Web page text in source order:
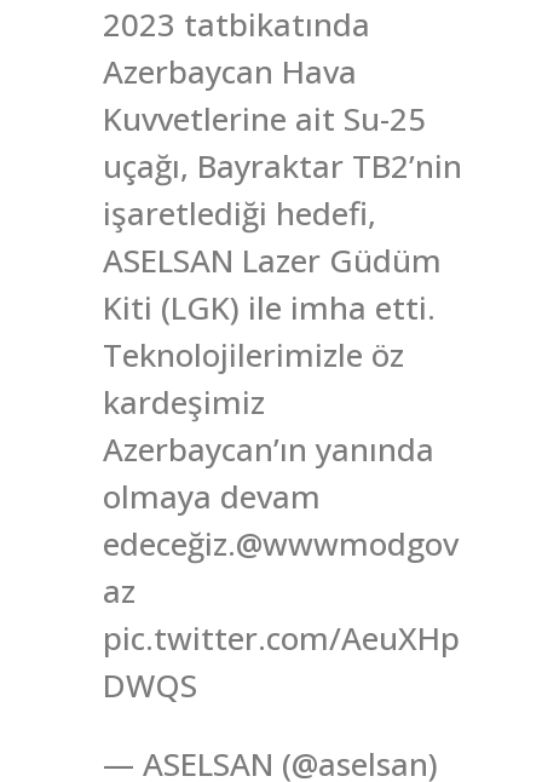
2023 tatbikatında
Azerbaycan Hava
Kuvvetlerine ait Su-25
uçağı, Bayraktar TB2’nin
işaretlediği hedefi,
ASELSAN Lazer Güdüm
Kiti (LGK) ile imha etti.
Teknolojilerimizle öz
kardeşimiz
Azerbaycan’ın yanında
olmaya devam
edeceğiz.@wwwmodgov
az
pic.twitter.com/AeuXHp
DWQS
— ASELSAN (@aselsan)